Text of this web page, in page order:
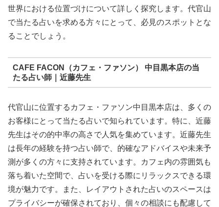
世界における位置づけについて詳しく探究します。代官山
で当たる占いを求める方々にとって、必見のスポットとな
ることでしょう。
CAFE FACON（カフェ・ファソン） 中目黒本店の当
たる占い師｜近藤先生
代官山に位置するカフェ・ファソン中目黒本店は、多くの
お客様にとって当たる占いで知られています。特に、近藤
先生はその的中率の高さで人気を集めています。近藤先生
は長年の経験を持つ占い師で、的確なアドバイスや未来予
測が多くの方々に支持されています。カフェ内の雰囲気も
落ち着いた空間で、占いを受ける際にリラックスできる環
境が魅力です。また、レイアウトされた占いのスペースは
プライバシーが確保されており、個々の相談にも配慮して